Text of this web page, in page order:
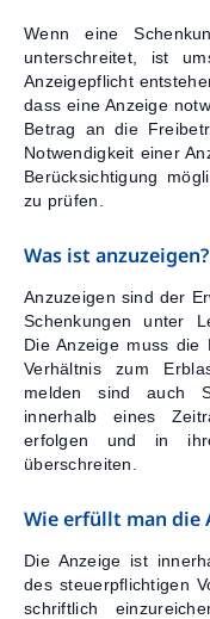
Wenn eine
unterschreitet, ist
Anzeigepflicht
dass eine Anzeige
Betrag an die
Notwendigkeit einer
Berücksichtigung
zu prüfen.
Was ist anzuzeigen?
Anzuzeigen sind der
Schenkungen unter
Die Anzeige muss
Verhältnis zum
melden sind auch
innerhalb eines
erfolgen und in
überschreiten.
Wie erfüllt man die
Die Anzeige ist
des steuerpflichtigen
schriftlich